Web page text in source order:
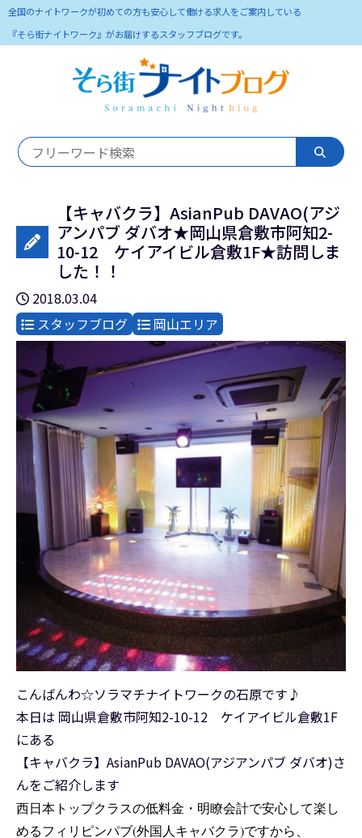
全国のナイトワークが初めての方も安心して働ける求人をご案内している
『そら街ナイトワーク』がお届けするスタッフブログです。
【キャバクラ】AsianPub DAVAO(アジ
アンパブ ダバオ★岡山県倉敷市阿知2-
10-12 ケイアイビル倉敷1F★訪問しま
した！！
2018.03.04
スタッフブログ
岡山エリア
こんばんわ☆ソラマチナイトワークの石原です♪
本日は 岡山県倉敷市阿知2-10-12 ケイアイビル倉敷1F
にある
【キャバクラ】AsianPub DAVAO(アジアンパブ ダバオ)さ
んをご紹介します
西日本トップクラスの低料金・明瞭会計で安心して楽し
めるフィリピンパブ(外国人キャバクラ)ですから、